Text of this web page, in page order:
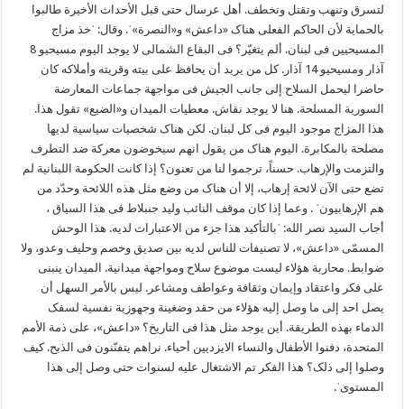
لتسرق وتنهب وتقتل وتخطف. أهل عرسال حتی قبل الأحداث الأخیرة طالبوا
بالحمایة لأن الحاکم الفعلی هناک «داعش» و«النصرة»ˈ. وقال: ˈخذ مزاج
المسیحیین فی لبنان. ألم یتغیّر؟ فی البقاع الشمالی لا یوجد الیوم مسیحیو 8
آذار ومسیحیو 14 آذار. کل من یرید أن یحافظ علی بیته وقریته وأملاکه کان
حاضرا لیحمل السلاح إلی جانب الجیش فی مواجهة جماعات المعارضة
السوریة المسلحة. هنا لا یوجد نقاش. معطیات المیدان و«الضیع» تقول هذا.
هذا المزاج موجود الیوم فی کل لبنان. لکن هناک شخصیات سیاسیة لدیها
مصلحة بالمکابرة. الیوم هناک من یقول انهم سیخوضون معرکة ضد التطرف
والتزمت والإرهاب. حسناً، ترجموا لنا من تعنون؟ إذا کانت الحکومة اللبنانیة لم
تضع حتی الآن لائحة إرهاب، إلا أن هناک من وضع مثل هذه اللائحة وحدّد من
هم الإرهابیونˈ . وعما إذا کان موقف النائب ولید جنبلاط فی هذا السیاق ،
أجاب السید نصر الله: ˈبالتأکید هذا جزء من الاعتبارات لدیه. هذا الوحش
المسمّی «داعش»، لا تصنیفات للناس لدیه بین صدیق وخصم وحلیف وعدو، ولا
ضوابط. محاربة هؤلاء لیست موضوع سلاح ومواجهة میدانیة. المیدان ینبنی
علی فکر واعتقاد وإیمان وثقافة وعواطف ومشاعر. لیس بالأمر السهل أن
یصل احد إلی ما وصل إلیه هؤلاء من حقد وضغینة وجهوزیة نفسیة لسفک
الدماء بهذه الطریقة. أین یوجد مثل هذا فی التاریخ؟ «داعش»، علی ذمة الأمم
المتحدة، دفنوا الأطفال والنساء الایزدیین أحیاء. نراهم یتفنّنون فی الذبح. کیف
وصلوا إلی ذلک؟ هذا الفکر تم الاشتغال علیه لسنوات حتی وصل إلی هذا
المستویˈ.